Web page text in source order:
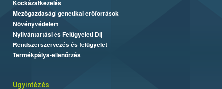
Kockázatkezelés
Mezőgazdasági genetikai erőforrások
Növényvédelem
Nyilvántartási és Felügyeleti Díj
Rendszerszervezés és felügyelet
Termékpálya-ellenőrzés
Ügyintézés